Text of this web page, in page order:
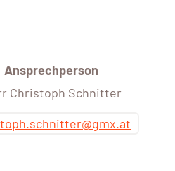
Ansprechperson
Christoph Schnitter